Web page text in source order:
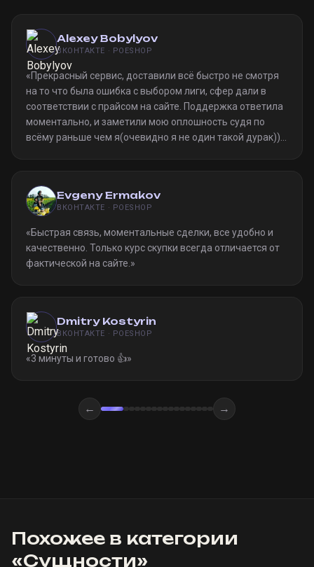
Alexey Bobylyov
ВКОНТАКТЕ · POESHOP
«Прекрасный сервис, доставили всё быстро не смотря
на то что была ошибка с выбором лиги, сфер дали в
соответствии с прайсом на сайте. Поддержка ответила
моментально, и заметили мою оплошность судя по
всёму раньше чем я(очевидно я не один такой дурак)).
Evgeny Ermakov
ВКОНТАКТЕ · POESHOP
«Быстрая связь, моментальные сделки, все удобно и
качественно. Только курс скупки всегда отличается от
фактической на сайте. »
Dmitry Kostyrin
ВКОНТАКТЕ · POESHOP
«3 минуты и готово 👍»
← →
Похожее в категории
«Сущности»